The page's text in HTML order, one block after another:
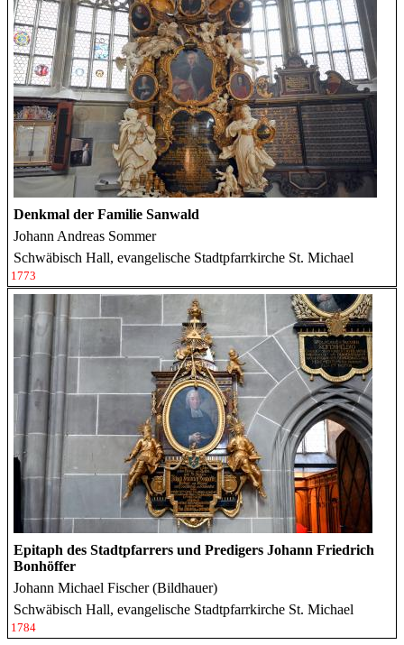
Denkmal der Familie Sanwald
Johann Andreas Sommer
Schwäbisch Hall, evangelische Stadtpfarrkirche St. Michael
1773
Epitaph des Stadtpfarrers und Predigers Johann Friedrich
Bonhöffer
Johann Michael Fischer (Bildhauer)
Schwäbisch Hall, evangelische Stadtpfarrkirche St. Michael
1784